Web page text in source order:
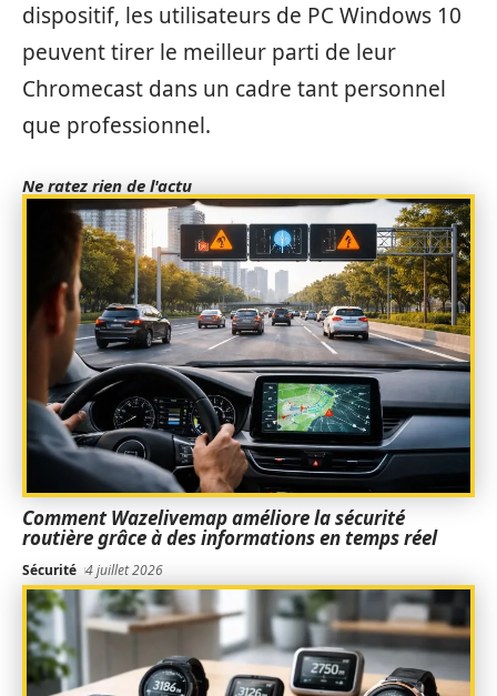
dispositif, les utilisateurs de PC Windows 10
peuvent tirer le meilleur parti de leur
Chromecast dans un cadre tant personnel
que professionnel.
Ne ratez rien de l'actu
Comment Wazelivemap améliore la sécurité
routière grâce à des informations en temps réel
Sécurité 4 juillet 2026